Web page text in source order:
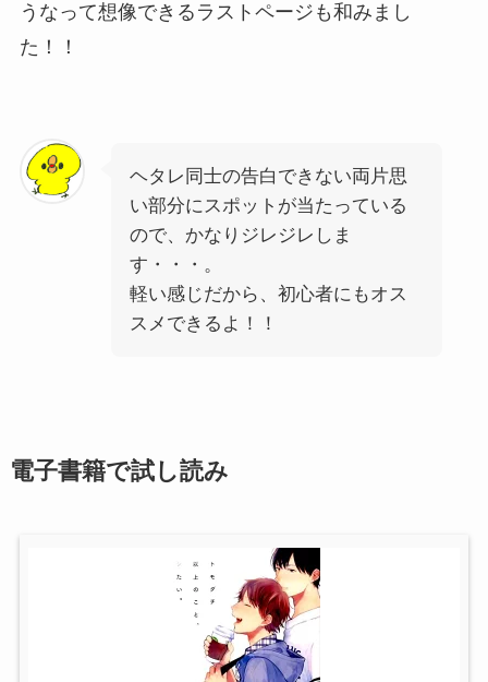
うなって想像できるラストページも和みまし
た！！
ヘタレ同士の告白できない両片思
い部分にスポットが当たっている
ので、かなりジレジレしま
す・・・。
軽い感じだから、初心者にもオス
スメできるよ！！
電子書籍で試し読み